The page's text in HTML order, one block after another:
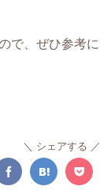
で、ぜひ参考
シェアする